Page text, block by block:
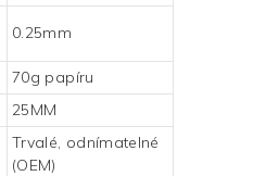
0.25mm
70g papíru
25MM
Trvalé, odnímatelné
(OEM)